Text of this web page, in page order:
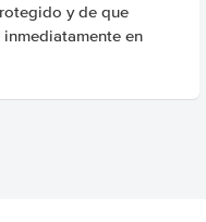
y de que
en